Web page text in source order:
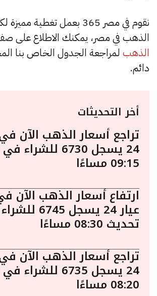
نقوم في مصر 365 بعمل تغطية
الذهب في مصر، يمكنك الاطلاع على
الذهب لمراجعة الجدول الخاص بنا
دائم.
أخر التحديثات
تراجع أسعار الذهب الآن
24 يسجل 6730
09:15 مساءًا
ارتفاع أسعار الذهب الآن
عيار 24 يسجل
تحديث 08:30 مساءًا
تراجع أسعار الذهب الآن
24 يسجل 6735
08:20 مساءًا